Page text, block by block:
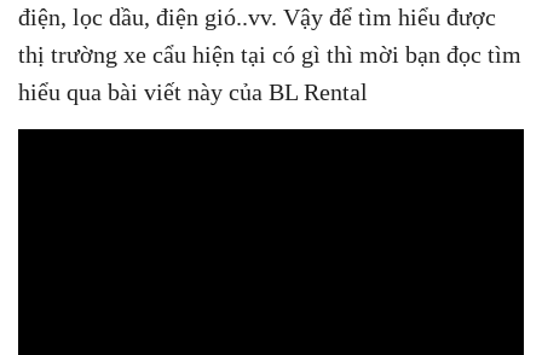
điện, lọc dầu, điện gió..vv. Vậy để tìm hiểu được
thị trường xe cẩu hiện tại có gì thì mời bạn đọc tìm
hiểu qua bài viết này của BL Rental